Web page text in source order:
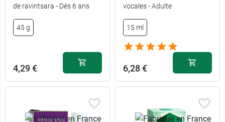
de ravintsara - Dès 6 ans
45 g
4,29 €
vocales - Adulte
15 ml
6,28 €